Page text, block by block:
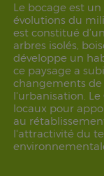
Le bocage est
évolutions du
est constitué
arbres isolés,
développe un
ce paysage a
changements
l'urbanisation.
locaux pour
au
l'attractivité du